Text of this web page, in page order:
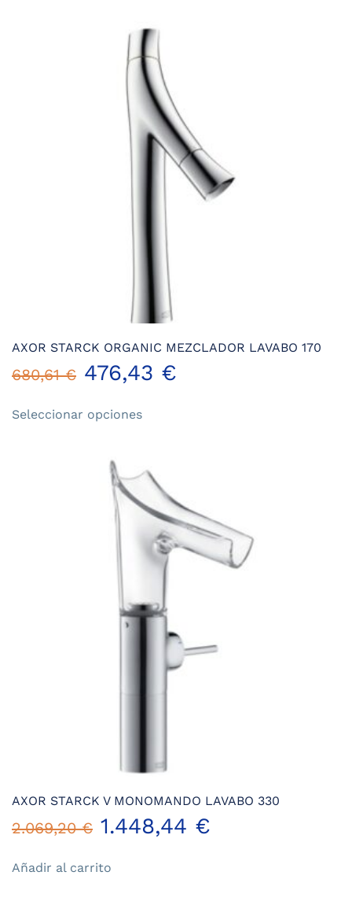
Las
opciones
se
pueden
elegir
en
página
AXOR STARCK ORGANIC MEZCLADOR LAVABO 170
680,61€ 476,43 €
Seleccionar opcionesproducto
variantes.
Las
opciones
pueden
elegir
la
producto
AXOR STARCK V MONOMANDO LAVABO 330
2.069,20€ El
precio
1.448,44 €
Añadir al carrito